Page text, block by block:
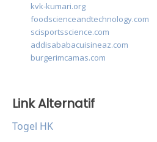
kvk-kumari.org
foodscienceandtechnology.com
scisportsscience.com
addisababacuisineaz.com
burgerimcamas.com
Link Alternatif
Togel HK